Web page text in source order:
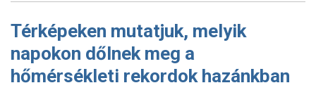
Térképeken mutatjuk, melyik
napokon dőlnek meg a
hőmérsékleti rekordok hazánkban